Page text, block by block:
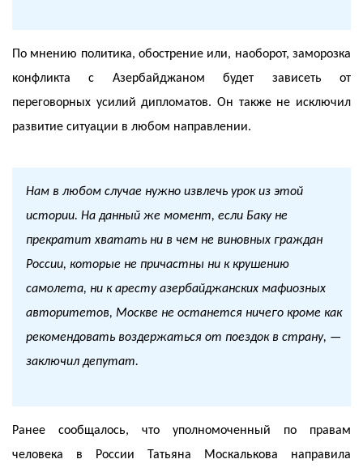
По мнению политика, обострение или, наоборот, заморозка
конфликта с Азербайджаном будет зависеть от
переговорных усилий дипломатов. Он также не исключил
развитие ситуации в любом направлении.
Нам в любом случае нужно извлечь урок из этой
истории. На данный же момент, если Баку не
прекратит хватать ни в чем не виновных граждан
России, которые не причастны ни к крушению
самолета, ни к аресту азербайджанских мафиозных
авторитетов, Москве не останется ничего кроме как
рекомендовать воздержаться от поездок в страну, —
заключил депутат.
Ранее сообщалось, что уполномоченный по правам
человека в России Татьяна Москалькова направила